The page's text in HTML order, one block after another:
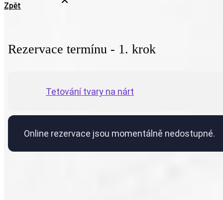
Zpět
Rezervace termínu - 1. krok
Tetování tvary na nárt
Online rezervace jsou momentálně nedostupné.